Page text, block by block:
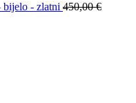
bijelo - zlatni 450,00€